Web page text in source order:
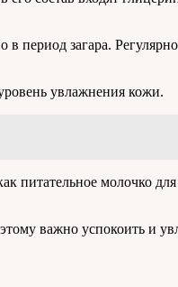
период загара.
увлажнения кожи.
питательное молочко
важно успокоить и